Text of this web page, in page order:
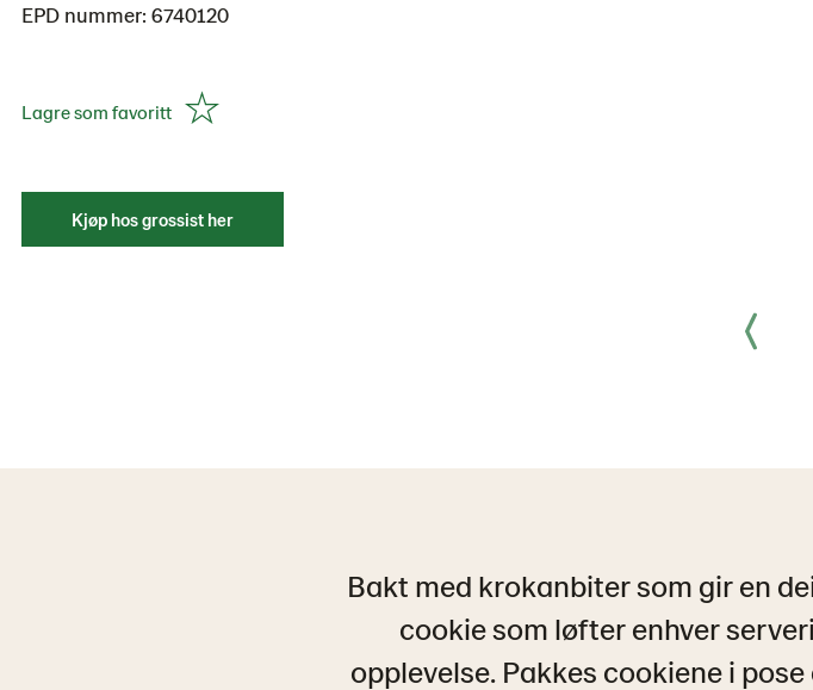
EPD nummer: 6740120
Lagre som favoritt
Kjøp hos grossist her
Bakt med krokanbiter som gir en
cookie som løfter enhver
opplevelse. Pakkes cookiene i